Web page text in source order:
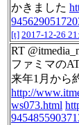
かきました
[t] 2017-12-26
RT
ファミマの
来年1月から
http://
ws073.html